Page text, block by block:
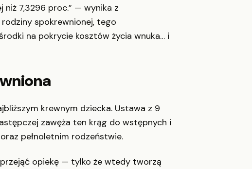
7,3296 proc.” — wynika z
rodziny spokrewnionej, tego
na pokrycie kosztów życia wnuka… i
krewnym dziecka. Ustawa z 9
zawęża ten krąg do wstępnych i
pełnoletnim rodzeństwie.
opiekę — tylko że wtedy tworzą